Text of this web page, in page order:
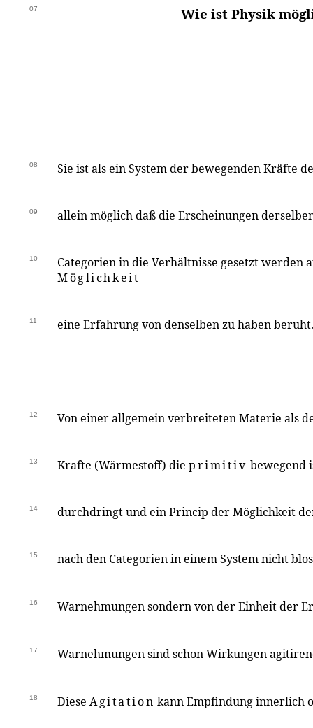
07 Wie ist Physik
08 Sie ist als ein System der bewegenden Kräfte
09 allein möglich daß die Erscheinungen
10
Categorien in die Verhältnisse gesetzt werden
Möglichkeit
11 eine Erfahrung von denselben zu haben beruht.
12 Von einer allgemein verbreiteten Materie als
13 Krafte (Wärmestoff) die primitiv bewegend
14 durchdringt und ein Princip der Möglichkeit
15 nach den Categorien in einem System nicht
16 Warnehmungen sondern von der Einheit der
17 Warnehmungen sind schon Wirkungen
18 Diese Agitation kann Empfindung innerlich